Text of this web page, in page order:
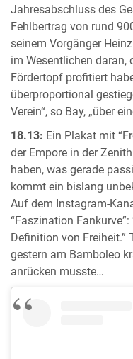
Jahresabschluss des
Fehlbertrag von rund
seinem Vorgänger
im Wesentlichen daran,
Fördertopf profitiert
überproportional
Verein“, so Bay, „über
18.13: Ein Plakat mit
der Empore in der
haben, was gerade
kommt ein bislang
Auf dem Instagram-
“Faszination
Definition von Freiheit.”
gestern am Bamboleo
anrücken musste…